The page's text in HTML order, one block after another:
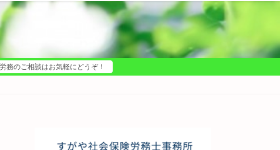
労務のご相談はお気軽にどうぞ！